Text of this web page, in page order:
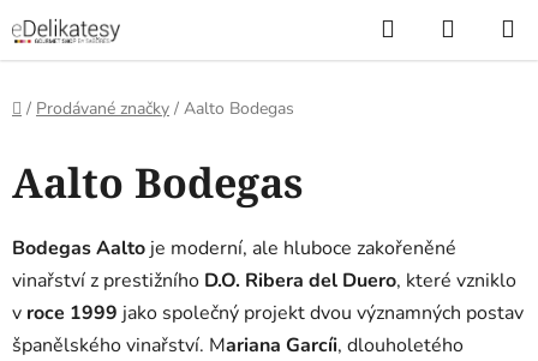
na
obsah
Hledat
KOŠÍK
Domů
/ Prodávané značky / Aalto Bodegas
Aalto Bodegas
Bodegas Aalto je moderní, ale hluboce zakořeněné
vinařství z prestižního D.O. Ribera del Duero, které vzniklo
v roce 1999 jako společný projekt dvou významných postav
španělského vinařství. Mariana Garcíi, dlouholetého
ý
p
i
s
p
r